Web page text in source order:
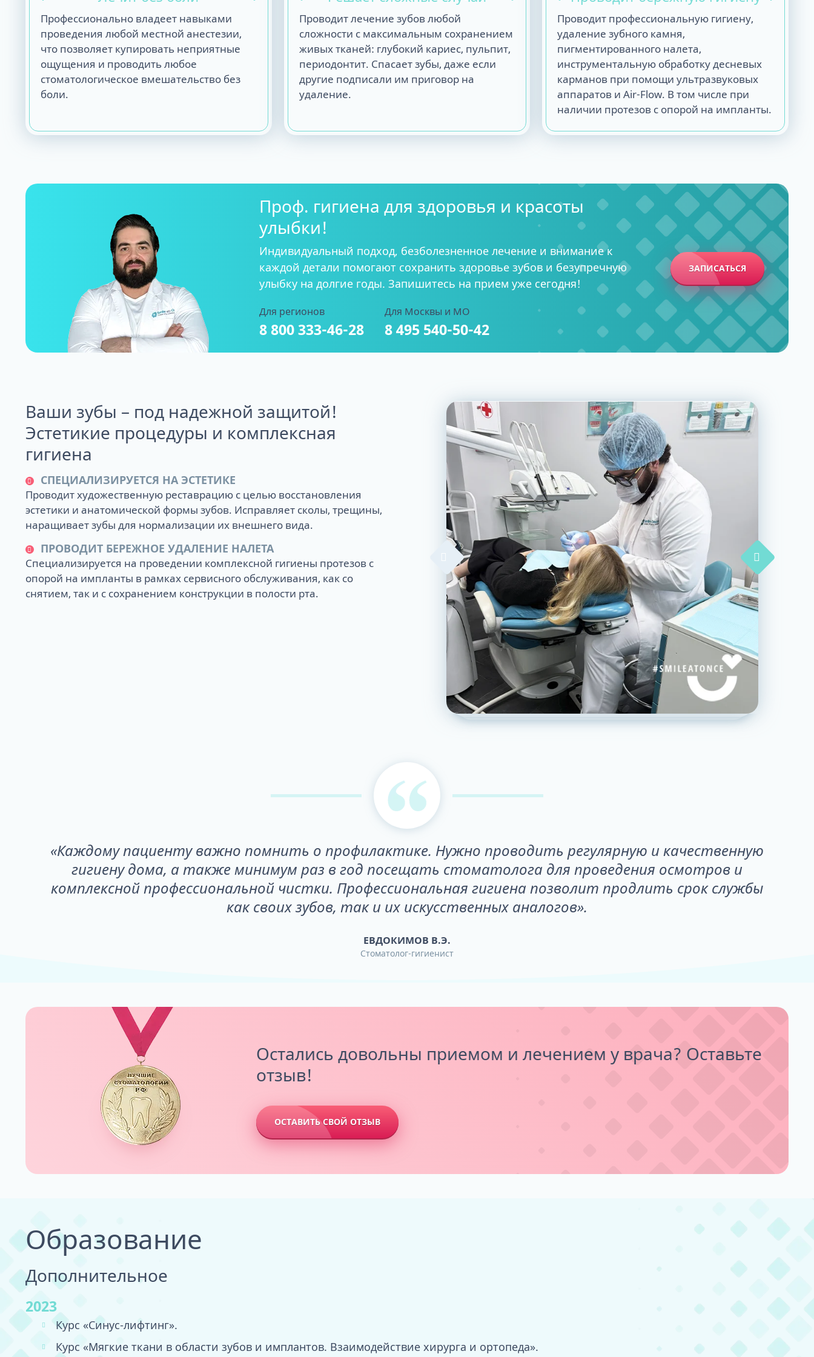
Профессионально владеет навыками
проведения любой местной анестезии,
что позволяет купировать неприятные
ощущения и проводить любое
стоматологическое вмешательство без
боли.
Проводит лечение зубов любой
сложности с максимальным сохранением
живых тканей: глубокий кариес, пульпит,
периодонтит. Спасает зубы, даже если
другие подписали им приговор на
удаление.
Проводит профессиональную гигиену,
удаление зубного камня,
пигментированного налета,
инструментальную обработку десневых
карманов при помощи ультразвуковых
аппаратов и Air-Flow. В том числе при
наличии протезов с опорой на импланты.
Проф. гигиена для здоровья и красоты
улыбки!
Индивидуальный подход, безболезненное лечение и внимание к
каждой детали помогают сохранить здоровье зубов и безупречную
улыбку на долгие годы. Запишитесь на прием уже сегодня!
Для регионов
8 800 333-46-28
Для Москвы и МО
8 495 540-50-42
ЗАПИСАТЬСЯ
Ваши зубы – под надежной защитой!
Эстетикие процедуры и комплексная
гигиена
СПЕЦИАЛИЗИРУЕТСЯ НА ЭСТЕТИКЕ
Проводит художественную реставрацию с целью восстановления
эстетики и анатомической формы зубов. Исправляет сколы, трещины,
наращивает зубы для нормализации их внешнего вида.
ПРОВОДИТ БЕРЕЖНОЕ УДАЛЕНИЕ НАЛЕТА
Специализируется на проведении комплексной гигиены протезов с
опорой на импланты в рамках сервисного обслуживания, как со
снятием, так и с сохранением конструкции в полости рта.
«Каждому пациенту важно помнить о профилактике. Нужно проводить регулярную и качественную
гигиену дома, а также минимум раз в год посещать стоматолога для проведения осмотров и
комплексной профессиональной чистки. Профессиональная гигиена позволит продлить срок службы
как своих зубов, так и их искусственных аналогов».
ЕВДОКИМОВ В.Э.
Стоматолог-гигиенист
Остались довольны приемом и лечением у врача? Оставьте
отзыв!
ОСТАВИТЬ СВОЙ ОТЗЫВ
Образование
Дополнительное
2023
Курс «Синус-лифтинг».
Курс «Мягкие ткани в области зубов и имплантов. Взаимодействие хирурга и ортопеда».